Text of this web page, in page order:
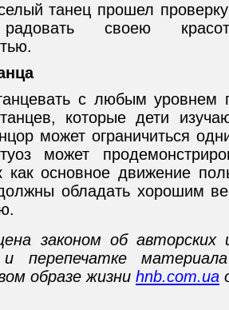
танец прошел
своею
с любым уровнем
которые дети
может ограничиться
может
как основное движение
обладать хорошим
законом об авторских
и перепечатке
образе жизни hnb.com.ua